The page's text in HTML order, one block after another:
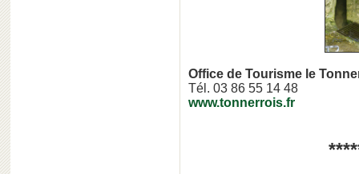
Office de Tourisme le
Tél. 03 86 55 14 48
www.tonnerrois.fr